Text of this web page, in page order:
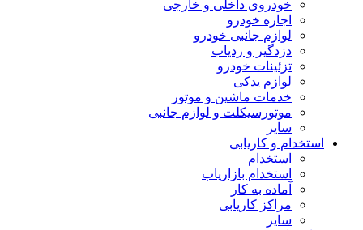
خودروی داخلی و خارجی
اجاره خودرو
لوازم جانبی خودرو
دزدگیر و ردیاب
تزئینات خودرو
لوازم یدکی
خدمات ماشین و موتور
موتورسیکلت و لوازم جانبی
سایر
استخدام و کاریابی
استخدام
استخدام بازاریاب
آماده به کار
مراکز کاریابی
سایر